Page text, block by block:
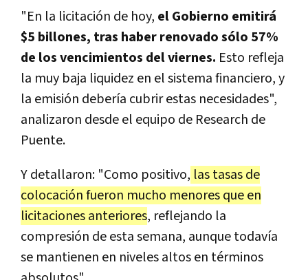
"En la licitación de hoy, el Gobierno emitirá
$5 billones, tras haber renovado sólo 57%
de los vencimientos del viernes. Esto refleja
la muy baja liquidez en el sistema financiero, y
la emisión debería cubrir estas necesidades",
analizaron desde el equipo de Research de
Puente.
Y detallaron: "Como positivo, las tasas de
colocación fueron mucho menores que en
licitaciones anteriores, reflejando la
compresión de esta semana, aunque todavía
se mantienen en niveles altos en términos